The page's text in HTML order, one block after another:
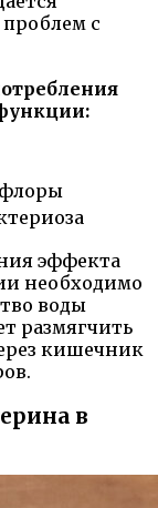
с
эффекта
необходимо
воды
размягчить
кишечник
в